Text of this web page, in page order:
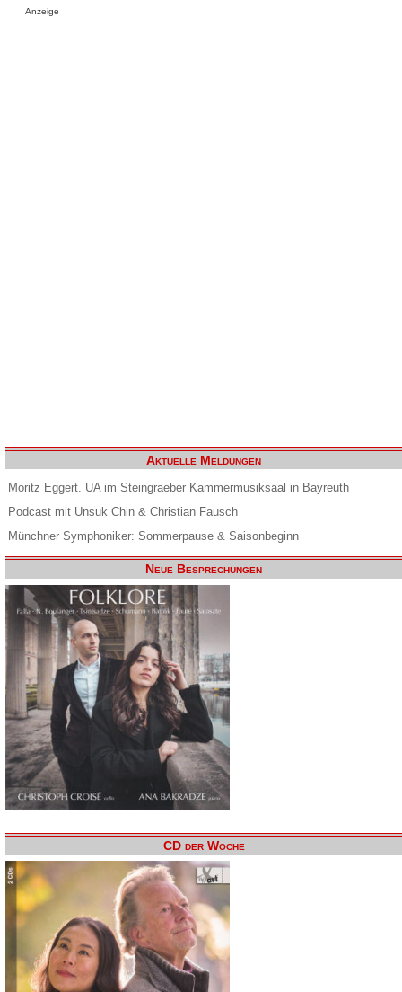
Anzeige
Aktuelle Meldungen
Moritz Eggert. UA im Steingraeber Kammermusiksaal in Bayreuth
Podcast mit Unsuk Chin & Christian Fausch
Münchner Symphoniker: Sommerpause & Saisonbeginn
Neue Besprechungen
CD der Woche